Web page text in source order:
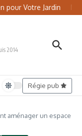
Votre Jardin
2014
Régie pub
aménager un espace